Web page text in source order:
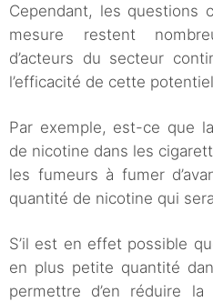
Cependant, les questions
mesure restent
d’acteurs du secteur
l’efficacité de cette
Par exemple, est-ce que
de nicotine dans les
les fumeurs à fumer
quantité de nicotine qui
S’il est en effet possible
en plus petite quantité
permettre d’en réduire